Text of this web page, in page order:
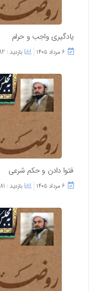
یادگیری واجب و حرام
۶ مرداد ۱۴۰۵ بازدید : 82
فتوا دادن و حکم شرعی
۶ مرداد ۱۴۰۵ بازدید : 81